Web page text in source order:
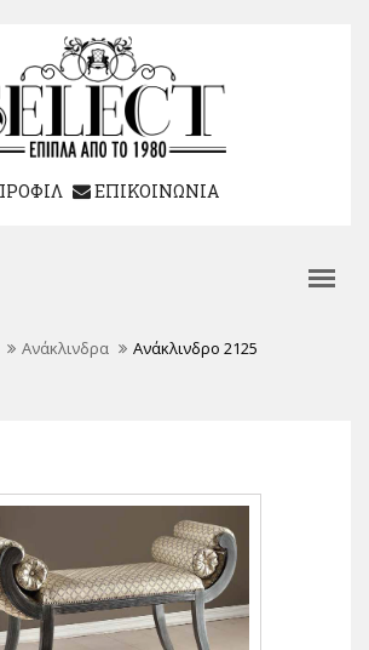
ΕΠΙΚΟΙΝΩΝΙΑ
Ανάκλινδρα Ανάκλινδρο 2125